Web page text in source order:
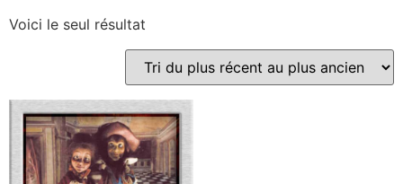
Voici le seul résultat